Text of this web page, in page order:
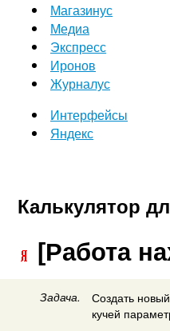
Магазинус
Медиа
Экспресс
Иронов
Журналус
Интерфейсы
Яндекс
Калькулятор
[Работа
Задача.
Создать
кучей